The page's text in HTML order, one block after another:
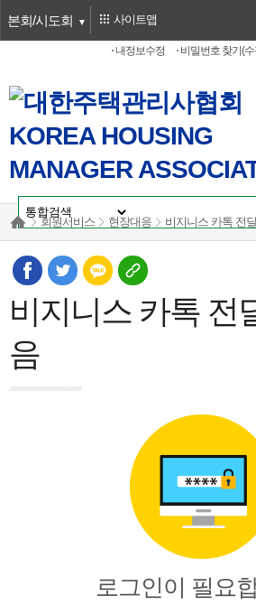
본회/시도회
비밀번호 찾기(수
내정보수정
사이트맵
회원서비스 현장대응 비지니스 카톡 전
비지니스 카톡 전
음
로그인이 필요